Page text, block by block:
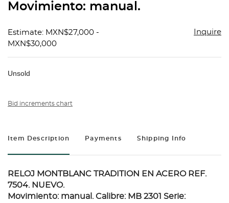
Movimiento: manual.
Estimate: MXN$27,000 -
MXN$30,000
Inquire
Unsold
Bid increments chart
Item Description Payments Shipping Info
RELOJ MONTBLANC TRADITION EN ACERO REF.
7504. NUEVO.
Movimiento: manual. Calibre: MB 2301 Serie: